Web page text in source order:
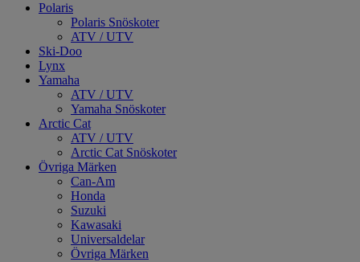
Polaris
Polaris Snöskoter
ATV / UTV
Ski-Doo
Lynx
Yamaha
ATV / UTV
Yamaha Snöskoter
Arctic Cat
ATV / UTV
Arctic Cat Snöskoter
Övriga Märken
Can-Am
Honda
Suzuki
Kawasaki
Universaldelar
Övriga Märken